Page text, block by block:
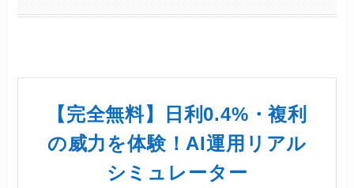
【完全無料】日利0.4%・複利
の威力を体験！AI運用リアル
シミュレーター